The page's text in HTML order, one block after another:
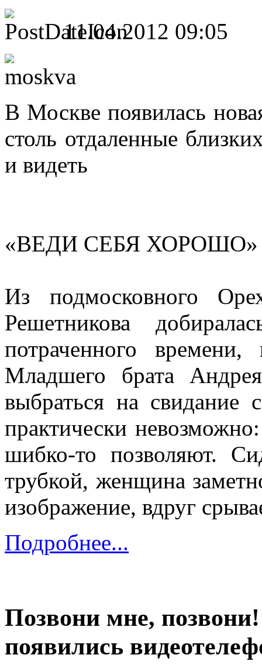
11.04.2012 09:05
В Москве появилась
столь отдаленные
и видеть
«ВЕДИ СЕБЯ ХОРОШО»
Из подмосковного
Решетникова
потраченного
Младшего брата
выбраться на
практически
шибко-то позволяют.
трубкой, женщина
изображение, вдруг
Подробнее...
Позвони мне,
появились